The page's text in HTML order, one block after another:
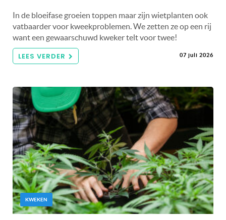
In de bloeifase groeien toppen maar zijn wietplanten ook
vatbaarder voor kweekproblemen. We zetten ze op een rij
want een gewaarschuwd kweker telt voor twee!
LEES VERDER 07 juli 2026
KWEKEN